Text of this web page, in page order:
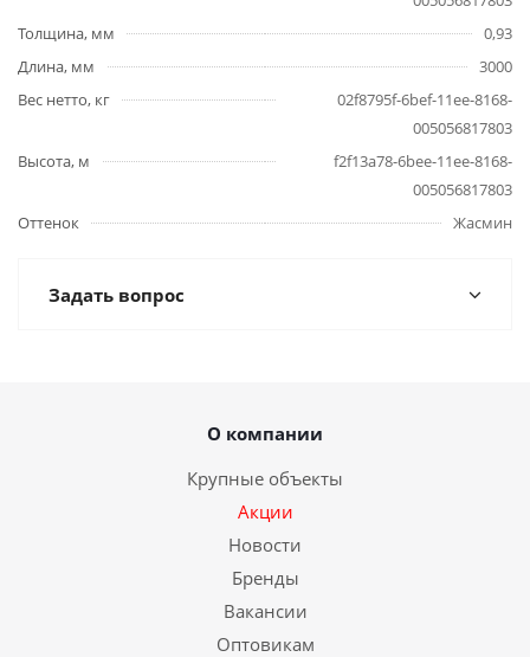
Толщина, мм
0,93
Длина, мм
3000
Вес нетто, кг
02f8795f-6bef-11ee-8168-
005056817803
Высота, м
f2f13a78-6bee-11ee-8168-
005056817803
Оттенок
Жасмин
Задать вопрос
О компании
Крупные объекты
Акции
Новости
Бренды
Вакансии
Оптовикам